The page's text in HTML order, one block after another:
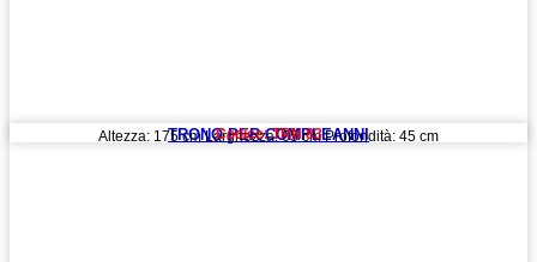
TRONO PER COMPLEANNI
Altezza: 175 cm Larghezza: 65 cm Profondità: 45 cm
Codice: TRN 83